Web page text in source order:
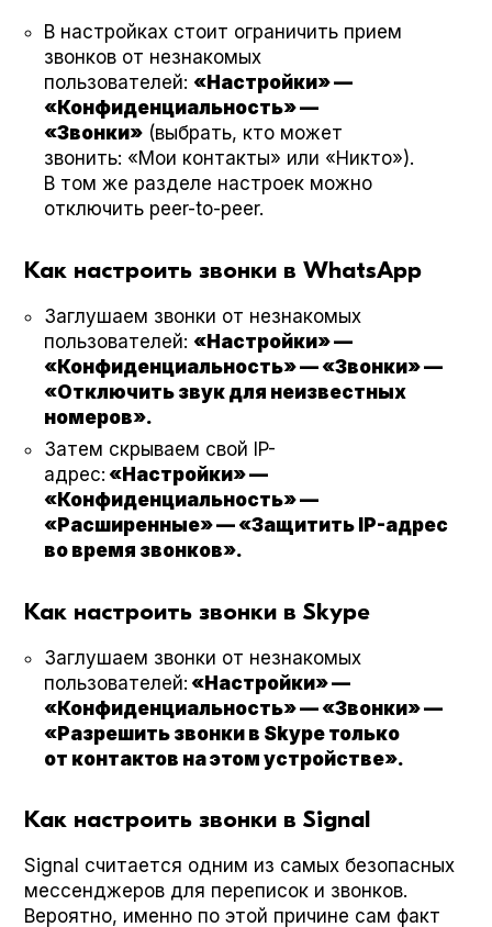
В настройках стоит ограничить прием
звонков от незнакомых
пользователей: «Настройки» —
«Конфиденциальность» —
«Звонки» (выбрать, кто может
звонить: «Мои контакты» или «Никто»).
В том же разделе настроек можно
отключить peer-to-peer.
Как настроить звонки в WhatsApp
Заглушаем звонки от незнакомых
пользователей: «Настройки» —
«Конфиденциальность» — «Звонки» —
«Отключить звук для неизвестных
номеров».
Затем скрываем свой IP-
адрес: «Настройки» —
«Конфиденциальность» —
«Расширенные» — «Защитить IP-адрес
во время звонков».
Как настроить звонки в Skype
Заглушаем звонки от незнакомых
пользователей: «Настройки» —
«Конфиденциальность» — «Звонки» —
«Разрешить звонки в Skype только
от контактов на этом устройстве».
Как настроить звонки в Signal
Sig­nal считается одним из самых безопасных
мессенджеров для переписок и звонков.
Вероятно, именно по этой причине сам факт